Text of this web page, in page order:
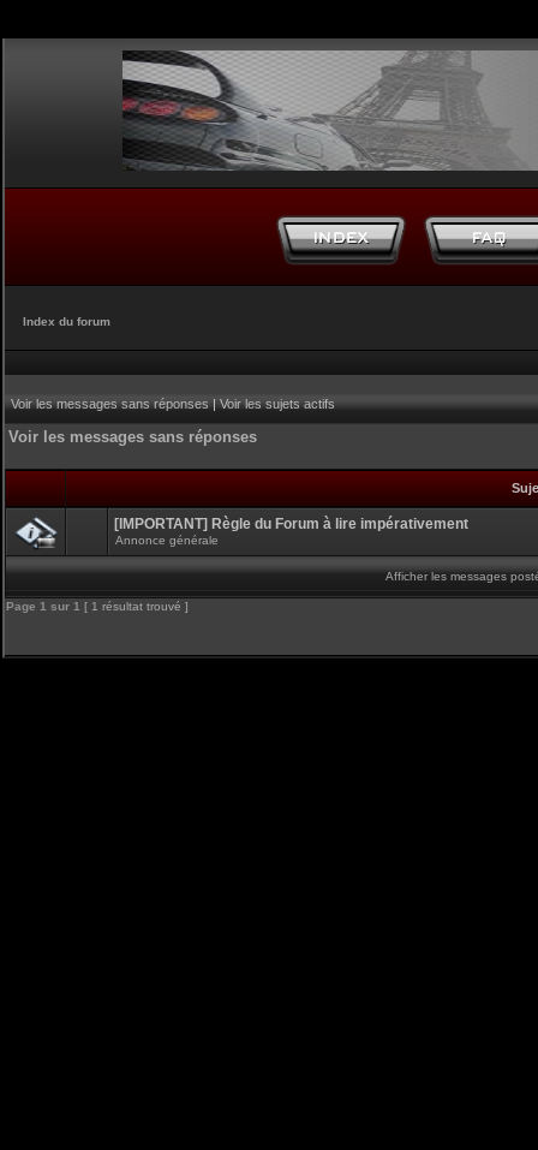
Index du forum
Voir les messages sans réponses|Voir les sujets actifs
Voir les messages sans réponses
[IMPORTANT] Règle du Forum à lire impérativement
Annonce générale
Afficher les messages
Page 1 sur 1 [ 1 résultat trouvé ]